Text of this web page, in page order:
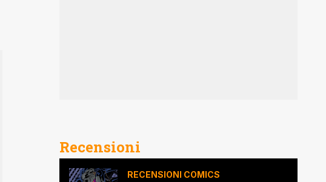
Recensioni
RECENSIONI COMICS